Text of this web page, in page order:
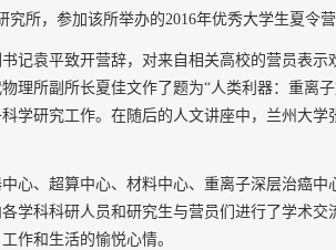
所，参加该所举办的2016年优秀大学生夏令营
记袁平致开营辞，对来自相关高校的营员表示
理所副所长夏佳文作了题为“人类利器：重离
学研究工作。在随后的人文讲座中， 兰州大学
心、超算中心、材料中心、重离子深层治癌中
学科科研人员和研究生与营员们 进行了学术交
作和生活的愉悦心情。